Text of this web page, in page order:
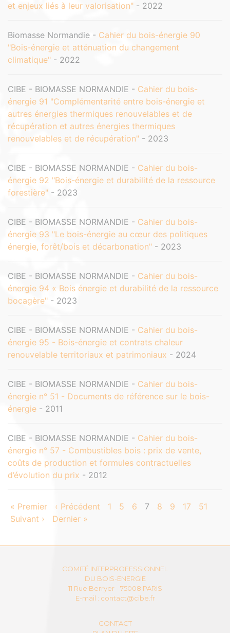
et enjeux liés à leur valorisation" - 2022
Biomasse Normandie - Cahier du bois-énergie 90
"Bois-énergie et atténuation du changement
climatique" - 2022
CIBE - BIOMASSE NORMANDIE - Cahier du bois-
énergie 91 "Complémentarité entre bois-énergie et
autres énergies thermiques renouvelables et de
récupération et autres énergies thermiques
renouvelables et de récupération" - 2023
CIBE - BIOMASSE NORMANDIE - Cahier du bois-
énergie 92 "Bois-énergie et durabilité de la ressource
forestière" - 2023
CIBE - BIOMASSE NORMANDIE - Cahier du bois-
énergie 93 "Le bois-énergie au cœur des politiques
énergie, forêt/bois et décarbonation" - 2023
CIBE - BIOMASSE NORMANDIE - Cahier du bois-
énergie 94 « Bois énergie et durabilité de la ressource
bocagère" - 2023
CIBE - BIOMASSE NORMANDIE - Cahier du bois-
énergie 95 - Bois-énergie et contrats chaleur
renouvelable territoriaux et patrimoniaux - 2024
CIBE - BIOMASSE NORMANDIE - Cahier du bois-
énergie n° 51 - Documents de référence sur le bois-
énergie - 2011
CIBE - BIOMASSE NORMANDIE - Cahier du bois-
énergie n° 57 - Combustibles bois : prix de vente,
coûts de production et formules contractuelles
d’évolution du prix - 2012
« Premier ‹ Précédent 1 5 6 7 8 9 17
51
Suivant ›
Dernier »
COMITÉ INTERPROFESSIONNEL
DU BOIS-ENERGIE
11 Rue Berryer - 75008 PARIS
E-mail : contact@cibe.fr
CONTACT